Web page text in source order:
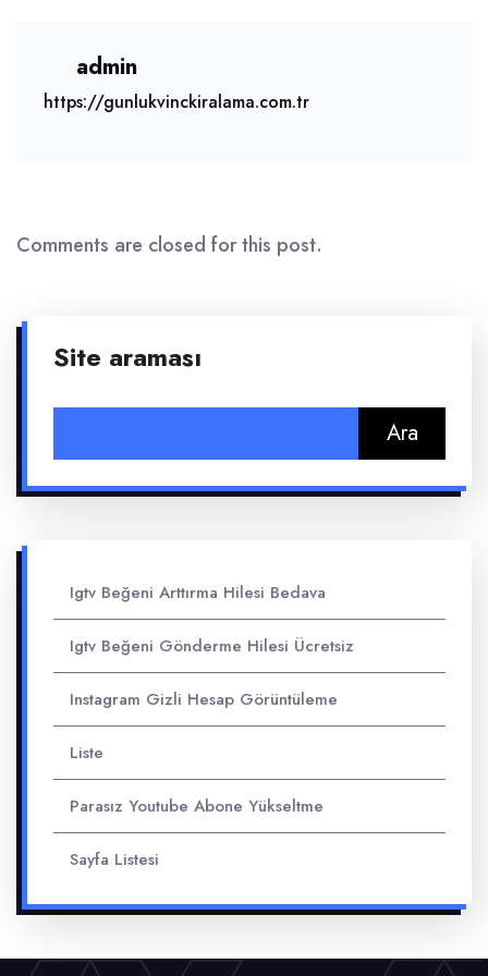
admin
https://gunlukvinckiralama.com.tr
Comments are closed for this post.
Site araması
Igtv Beğeni Arttırma Hilesi Bedava
Igtv Beğeni Gönderme Hilesi Ücretsiz
Instagram Gizli Hesap Görüntüleme
Liste
Parasız Youtube Abone Yükseltme
Sayfa Listesi